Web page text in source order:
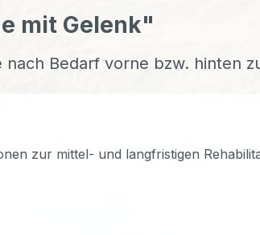
mit Gelenk"
Bedarf vorne bzw. hinten
zur mittel- und langfristigen